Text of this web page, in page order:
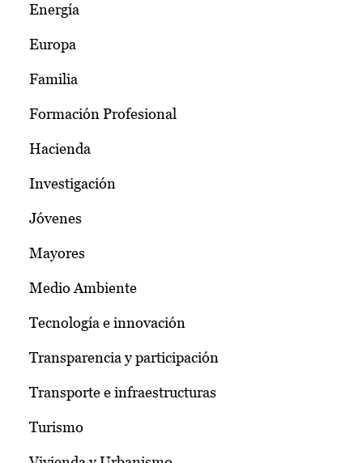
Energía
Europa
Familia
Formación Profesional
Hacienda
Investigación
Jóvenes
Mayores
Medio Ambiente
Tecnología e innovación
Transparencia y participación
Transporte e infraestructuras
Turismo